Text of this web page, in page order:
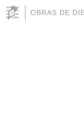
OBRAS DE